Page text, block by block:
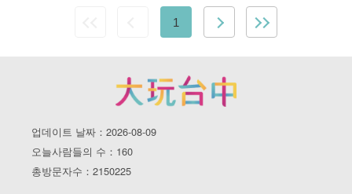
1
업데이트 날짜：2026-08-09
오늘사람들의 수：160
총방문자수：2150225